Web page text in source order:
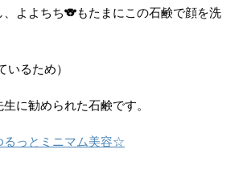
よよちち🐨もたまにこの石鹸で顔を洗
いるため）
に勧められた石鹸です。
るっとミニマム美容☆